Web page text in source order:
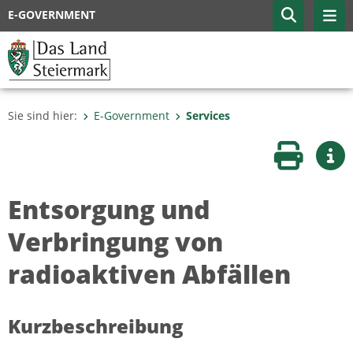
E-GOVERNMENT
Sie sind hier: E-Government Services
Seite
Entsorgung und
Verbringung von
radioaktiven Abfällen
Kurzbeschreibung